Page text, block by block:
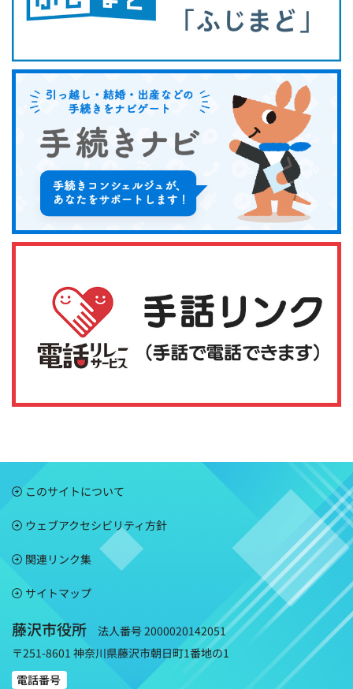
このサイトについて
ウェブアクセシビリティ方針
関連リンク集
サイトマップ
藤沢市役所
法人番号 2000020142051
〒251-8601 神奈川県藤沢市朝日町1番地の1
電話番号